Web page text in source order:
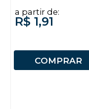
a partir de:
R$ 1,91
COMPRAR